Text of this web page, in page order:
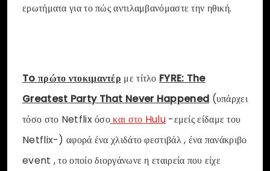
ερωτήματα για το πώς αντιλαμβανόμαστε την ηθική.
To πρώτο ντοκιμαντέρ με τίτλο FYRE: The
Greatest Party That Never Happened (υπάρχει
τόσο στο Netflix όσοκαι στο Hulu-εμείς είδαμε του
Netflix-) αφορά ένα χλιδάτο φεστιβάλ , ένα πανάκριβο
event , το οποίο διοργάνωνε η εταιρεία που είχε